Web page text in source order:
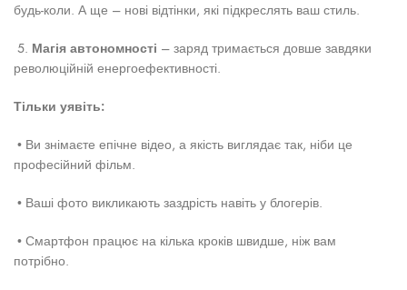
будь-коли. А ще – нові відтінки, які підкреслять ваш стиль.
5. Магія автономності – заряд тримається довше завдяки
революційній енергоефективності.
Тільки уявіть:
• Ви знімаєте епічне відео, а якість виглядає так, ніби це
професійний фільм.
• Ваші фото викликають заздрість навіть у блогерів.
• Смартфон працює на кілька кроків швидше, ніж вам
потрібно.